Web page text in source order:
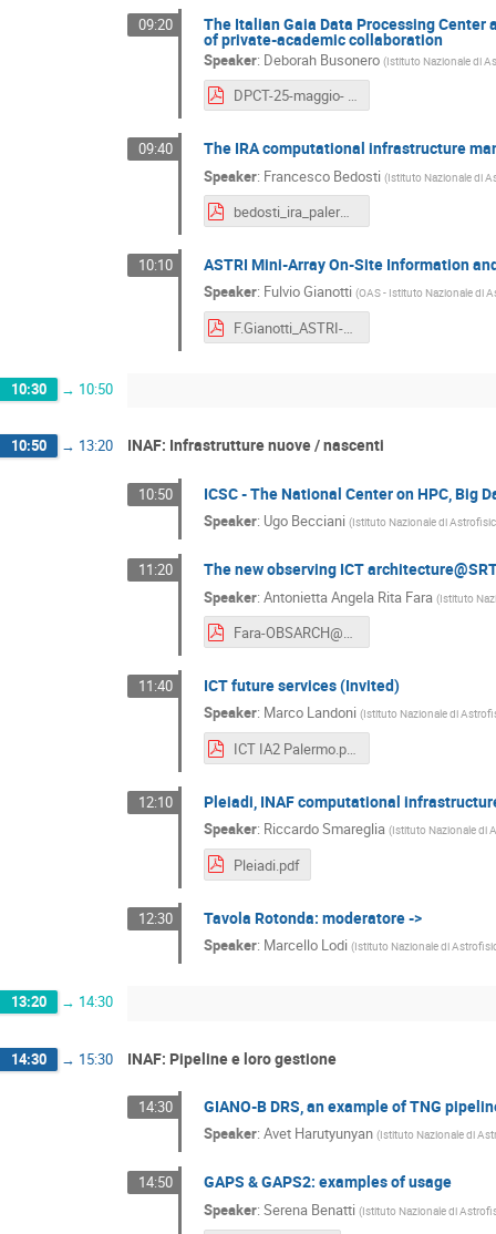
09:20 The Italian Gaia Data Processing Center
of private-academic collaboration
Speaker: Deborah Busonero (Istituto Nazionale di
DPCT-25-maggio- IA2.pdf
09:40 The IRA computational infrastructure
Speaker: Francesco Bedosti (Istituto Nazionale di
bedosti_ira_palermo_2022.pdf
10:10 ASTRI Mini-Array On-Site Information
Speaker: Fulvio Gianotti (OAS - Istituto Nazionale di
F.Gianotti_ASTRI-MA_ICT_Infrastructures_Worshop_Palermo_05_2022_V4.pdf
10:30 → 10:50
10:50 → 13:20 INAF: Infrastrutture nuove / nascenti
10:50 ICSC - The National Center on HPC, Big
Speaker: Ugo Becciani (Istituto Nazionale di
11:20 The new observing ICT
Speaker: Antonietta Angela Rita Fara (Istituto
Fara-OBSARCH@SRT-25mag2022.pdf
11:40 ICT future services (Invited)
Speaker: Marco Landoni (Istituto Nazionale di
ICT IA2 Palermo.pdf
12:10 Pleiadi, INAF computational
Speaker: Riccardo Smareglia (Istituto Nazionale di
Pleiadi.pdf
12:30 Tavola Rotonda: moderatore ->
Speaker: Marcello Lodi (Istituto Nazionale di
13:20 → 14:30
14:30 → 15:30 INAF: Pipeline e loro gestione
14:30 GIANO-B DRS, an example of TNG
Speaker: Avet Harutyunyan (Istituto Nazionale di
14:50 GAPS & GAPS2: examples of usage
Speaker: Serena Benatti (Istituto Nazionale di